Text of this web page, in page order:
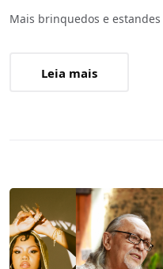
Mais brinquedos e
Leia mais